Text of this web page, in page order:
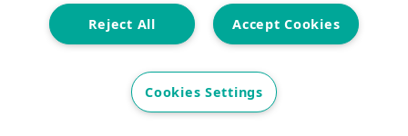
Accept Cookies
Reject All
Cookies Settings